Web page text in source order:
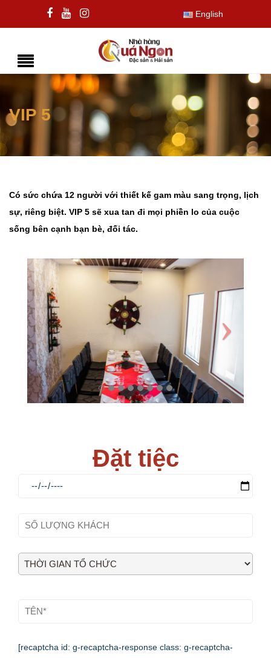
English
VIP 5
Có sức chứa 12 người với thiết kế gam màu sang trọng, lịch
sự, riêng biệt. VIP 5 sẽ xua tan đi mọi phiền lo của cuộc
sống bên cạnh bạn bè, đối tác.
Đặt tiệc
[recaptcha id: g-recaptcha-response class: g-recaptcha-